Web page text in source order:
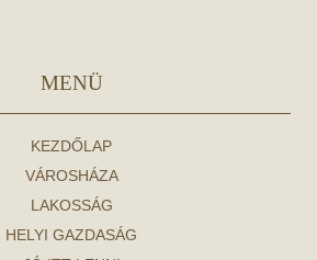
MENÜ
KEZDŐLAP
VÁROSHÁZA
LAKOSSÁG
HELYI GAZDASÁG